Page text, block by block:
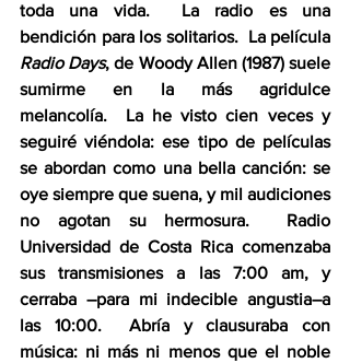
toda una vida.  La radio es una
Radio Days, de Woody Allen (1987) suele
sumirme en la más agridulce
melancolía.  La he visto cien veces y
seguiré viéndola: ese tipo de películas
se abordan como una bella canción: se
oye siempre que suena, y mil audiciones
no agotan su hermosura.  Radio
Universidad de Costa Rica comenzaba
sus transmisiones a las 7:00 am, y
cerraba –para mi indecible angustia–a
las 10:00.  Abría y clausuraba con